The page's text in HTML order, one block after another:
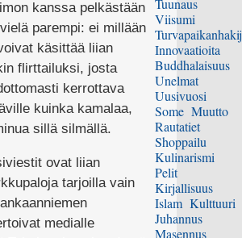
kanssa pelkästään
parempi: ei millään
käsittää liian
flirttailuksi, josta
kerrottava
kuinka kamalaa,
sillä silmällä.
ovat liian
tarjoilla vain
medialle
Tuunaus
Viisumi
Innovaatioita
Buddhalaisuus
Unelmat
Uusivuosi
Some Muutto
Rautatiet
Shoppailu
Kulinarismi
Pelit
Kirjallisuus
Islam Kulttuuri
Juhannus
Masennus